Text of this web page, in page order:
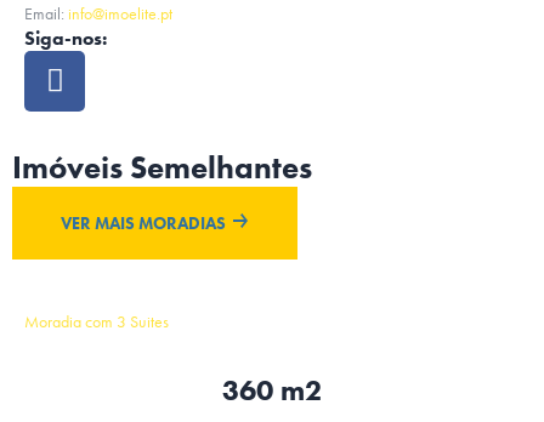
Email: info@imoelite.pt
Siga-nos:
Imóveis Semelhantes
VER MAIS MORADIAS
Moradia com 3 Suites
360 m2